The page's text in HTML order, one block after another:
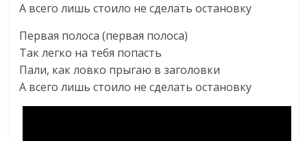
А всего лишь стоило не сделать остановку
Первая полоса (первая полоса)
Так легко на тебя попасть
Пали, как ловко прыгаю в заголовки
А всего лишь стоило не сделать остановку